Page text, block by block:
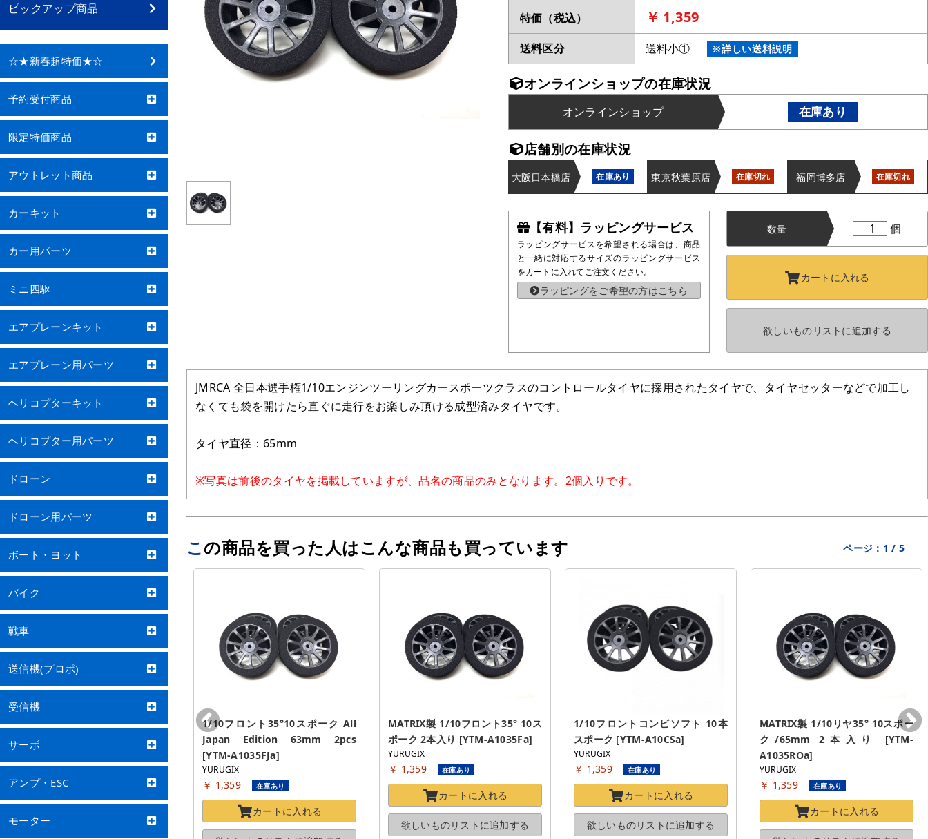
ピックアップ商品
☆★新春超特価★☆
予約受付商品
限定特価商品
アウトレット商品
カーキット
カー用パーツ
ミニ四駆
エアプレーンキット
エアプレーン用パーツ
ヘリコプターキット
ヘリコプター用パーツ
ドローン
ドローン用パーツ
ボート・ヨット
バイク
戦車
送信機(プロポ)
受信機
サーボ
アンプ・ESC
モーター
特価（税込）
￥ 1,359
送料区分 送料小① ※詳しい送料説明
オンラインショップの在庫状況
オンラインショップ 在庫あり
店舗別の在庫状況
大阪日本橋店 在庫あり 東京秋葉原店 在庫切れ 福岡博多店 在庫切れ
【有料】ラッピングサービス
ラッピングサービスを希望される場合は、商品
と一緒に対応するサイズのラッピングサービス
をカートに入れてご注文ください。
ラッピングをご希望の方はこちら
数量 個
カートに入れる
欲しいものリストに追加する
JMRCA 全日本選手権1/10エンジンツーリングカースポーツクラスのコントロールタイヤに採用されたタイヤで、タイヤセッターなどで加工し
なくても袋を開けたら直ぐに走行をお楽しみ頂ける成型済みタイヤです。
タイヤ直径：65mm
※写真は前後のタイヤを掲載していますが、品名の商品のみとなります。2個入りです。
この商品を買った人はこんな商品も買っています ページ： 1 / 5
S-C300 [00107395-3]
フタバ
￥ 5,775
カートに
追加する
1/10フロント35°10スポーク All
Japan Edition 63mm 2pcs
[YTM-A1035FJa]
YURUGIX
￥ 1,359 在庫あり
カートに入れる
MATRIX製 1/10フロント35° 10ス
ポーク 2本入り [YTM-A1035Fa]
YURUGIX
￥ 1,359 在庫あり
カートに入れる
欲しいものリストに追加する
1/10フロントコンビソフト 10本
スポーク [YTM-A10CSa]
YURUGIX
￥ 1,359 在庫あり
カートに入れる
欲しいものリストに追加する
MATRIX製 1/10リヤ35° 10スポー
ク/65mm 2本入り [YTM-
A1035ROa]
YURUGIX
￥ 1,359 在庫あり
カートに入れる